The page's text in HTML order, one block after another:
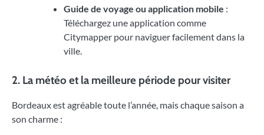
Guide de voyage ou application mobile :
Téléchargez une application comme
Citymapper pour naviguer facilement dans la
ville.
2. La météo et la meilleure période pour visiter
Bordeaux est agréable toute l’année, mais chaque saison a
son charme :